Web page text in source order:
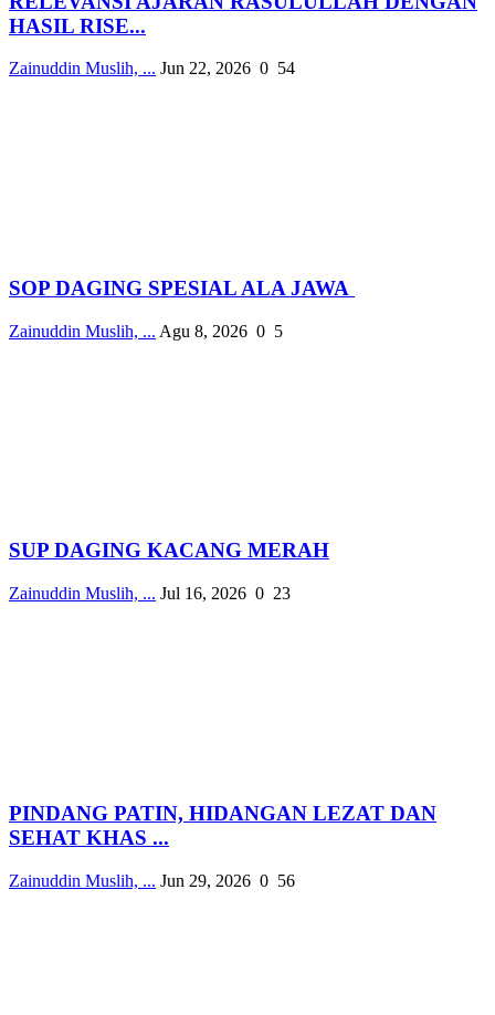
HASIL RISE...
Zainuddin Muslih, ... Jun 22, 2026 0 54
SOP DAGING SPESIAL ALA JAWA
Zainuddin Muslih, ... Agu 8, 2026 0 5
SUP DAGING KACANG MERAH
Zainuddin Muslih, ... Jul 16, 2026 0 23
PINDANG PATIN, HIDANGAN LEZAT DAN
SEHAT KHAS ...
Zainuddin Muslih, ... Jun 29, 2026 0 56